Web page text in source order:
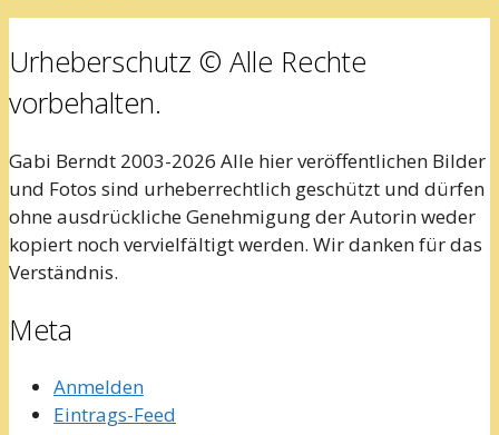
Urheberschutz © Alle Rechte
vorbehalten.
Gabi Berndt 2003-2026 Alle hier veröffentlichen Bilder
und Fotos sind urheberrechtlich geschützt und dürfen
ohne ausdrückliche Genehmigung der Autorin weder
kopiert noch vervielfältigt werden. Wir danken für das
Verständnis.
Meta
Anmelden
Eintrags-Feed